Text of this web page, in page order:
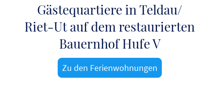
Gästequartiere in Teldau/
Riet-Ut auf dem restaurierten
Bauernhof Hufe V
Zu den Ferienwohnungen